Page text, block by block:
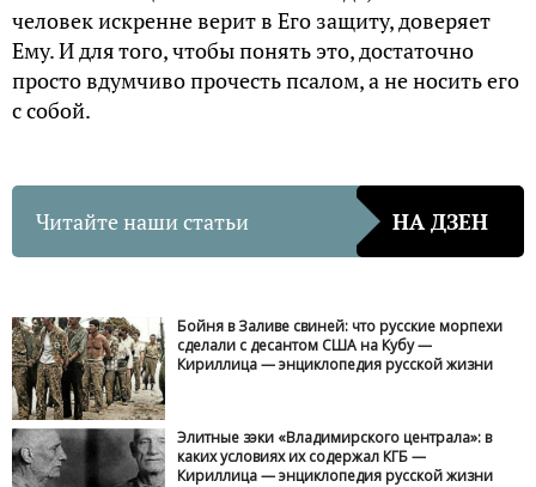
человек искренне верит в Его защиту, доверяет
Ему. И для того, чтобы понять это, достаточно
просто вдумчиво прочесть псалом, а не носить его
с собой.
Читайте наши статьи НА ДЗЕН
Бойня в Заливе свиней: что русские морпехи
сделали с десантом США на Кубу —
Кириллица — энциклопедия русской жизни
Элитные зэки «Владимирского централа»: в
каких условиях их содержал КГБ —
Кириллица — энциклопедия русской жизни